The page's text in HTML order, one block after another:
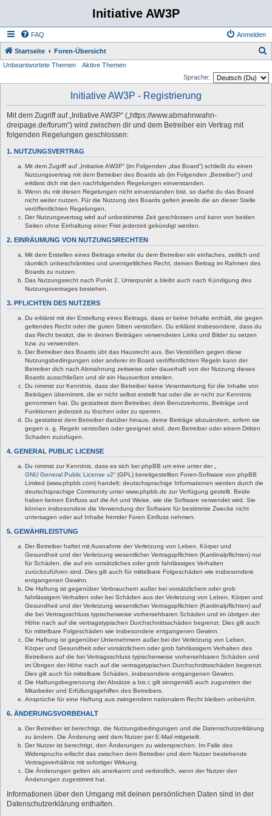
Initiative AW3P
FAQ Anmelden
Startseite Foren-Übersicht
Unbeantwortete Themen
Aktive Themen
Sprache:
Initiative AW3P - Registrierung
Mit dem Zugriff auf „Initiative AW3P“ („https://www.abmahnwahn-
dreipage.de/forum“) wird zwischen dir und dem Betreiber ein Vertrag mit
folgenden Regelungen geschlossen:
1. NUTZUNGSVERTRAG
Mit dem Zugriff auf „Initiative AW3P“ (im Folgenden „das Board“) schließt du einen
Nutzungsvertrag mit dem Betreiber des Boards ab (im Folgenden „Betreiber“) und
erklärst dich mit den nachfolgenden Regelungen einverstanden.
Wenn du mit diesen Regelungen nicht einverstanden bist, so darfst du das Board
nicht weiter nutzen. Für die Nutzung des Boards gelten jeweils die an dieser Stelle
veröffentlichten Regelungen.
Der Nutzungsvertrag wird auf unbestimmte Zeit geschlossen und kann von beiden
Seiten ohne Einhaltung einer Frist jederzeit gekündigt werden.
2. EINRÄUMUNG VON NUTZUNGSRECHTEN
Mit dem Erstellen eines Beitrags erteilst du dem Betreiber ein einfaches, zeitlich und
räumlich unbeschränktes und unentgeltliches Recht, deinen Beitrag im Rahmen des
Boards zu nutzen.
Das Nutzungsrecht nach Punkt 2, Unterpunkt a bleibt auch nach Kündigung des
Nutzungsvertrages bestehen.
3. PFLICHTEN DES NUTZERS
Du erklärst mit der Erstellung eines Beitrags, dass er keine Inhalte enthält, die gegen
geltendes Recht oder die guten Sitten verstoßen. Du erklärst insbesondere, dass du
das Recht besitzt, die in deinen Beiträgen verwendeten Links und Bilder zu setzen
bzw. zu verwenden.
Der Betreiber des Boards übt das Hausrecht aus. Bei Verstößen gegen diese
Nutzungsbedingungen oder anderer im Board veröffentlichten Regeln kann der
Betreiber dich nach Abmahnung zeitweise oder dauerhaft von der Nutzung dieses
Boards ausschließen und dir ein Hausverbot erteilen.
Du nimmst zur Kenntnis, dass der Betreiber keine Verantwortung für die Inhalte von
Beiträgen übernimmt, die er nicht selbst erstellt hat oder die er nicht zur Kenntnis
genommen hat. Du gestattest dem Betreiber, dein Benutzerkonto, Beiträge und
Funktionen jederzeit zu löschen oder zu sperren.
Du gestattest dem Betreiber darüber hinaus, deine Beiträge abzuändern, sofern sie
gegen o. g. Regeln verstoßen oder geeignet sind, dem Betreiber oder einem Dritten
Schaden zuzufügen.
4. GENERAL PUBLIC LICENSE
Du nimmst zur Kenntnis, dass es sich bei phpBB um eine unter der „
GNU General Public License v2“ (GPL) bereitgestellten Foren-Software von phpBB
Limited (www.phpbb.com) handelt; deutschsprachige Informationen werden durch die
deutschsprachige Community unter www.phpbb.de zur Verfügung gestellt. Beide
haben keinen Einfluss auf die Art und Weise, wie die Software verwendet wird. Sie
können insbesondere die Verwendung der Software für bestimmte Zwecke nicht
untersagen oder auf Inhalte fremder Foren Einfluss nehmen.
5. GEWÄHRLEISTUNG
Der Betreiber haftet mit Ausnahme der Verletzung von Leben, Körper und
Gesundheit und der Verletzung wesentlicher Vertragspflichten (Kardinalpflichten) nur
für Schäden, die auf ein vorsätzliches oder grob fahrlässiges Verhalten
zurückzuführen sind. Dies gilt auch für mittelbare Folgeschäden wie insbesondere
entgangenen Gewinn.
Die Haftung ist gegenüber Verbrauchern außer bei vorsätzlichem oder grob
fahrlässigem Verhalten oder bei Schäden aus der Verletzung von Leben, Körper und
Gesundheit und der Verletzung wesentlicher Vertragspflichten (Kardinalpflichten) auf
die bei Vertragsschluss typischerweise vorhersehbaren Schäden und im übrigen der
Höhe nach auf die vertragstypischen Durchschnittsschäden begrenzt. Dies gilt auch
für mittelbare Folgeschäden wie insbesondere entgangenen Gewinn.
Die Haftung ist gegenüber Unternehmern außer bei der Verletzung von Leben,
Körper und Gesundheit oder vorsätzlichem oder grob fahrlässigem Verhalten des
Betreibers auf die bei Vertragsschluss typischerweise vorhersehbaren Schäden und
im Übrigen der Höhe nach auf die vertragstypischen Durchschnittsschäden begrenzt.
Dies gilt auch für mittelbare Schäden, insbesondere entgangenen Gewinn.
Die Haftungsbegrenzung der Absätze a bis c gilt sinngemäß auch zugunsten der
Mitarbeiter und Erfüllungsgehilfen des Betreibers.
Ansprüche für eine Haftung aus zwingendem nationalem Recht bleiben unberührt.
6. ÄNDERUNGSVORBEHALT
Der Betreiber ist berechtigt, die Nutzungsbedingungen und die Datenschutzerklärung
zu ändern. Die Änderung wird dem Nutzer per E-Mail mitgeteilt.
Der Nutzer ist berechtigt, den Änderungen zu widersprechen. Im Falle des
Widerspruchs erlischt das zwischen dem Betreiber und dem Nutzer bestehende
Vertragsverhältnis mit sofortiger Wirkung.
Die Änderungen gelten als anerkannt und verbindlich, wenn der Nutzer den
Änderungen zugestimmt hat.
Informationen über den Umgang mit deinen persönlichen Daten sind in der
Datenschutzerklärung enthalten.